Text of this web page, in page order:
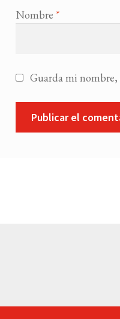
Nombre *
Guarda mi nombre,